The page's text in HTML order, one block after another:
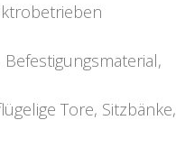
Tore, Sitzbänke,